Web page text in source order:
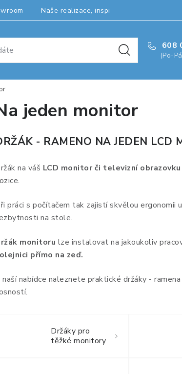
Naše realizace, inspirace a návody
608
(Po-
jeden monitor
- RAMENO NA JEDEN LCD
na váš LCD monitor či televizní obrazovku
práci s počítačem tak zajistí skvělou
na stole.
monitoru lze instalovat na jakoukoliv
přímo na zeď.
naší nabídce naleznete praktické držáky -
Držáky pro
těžké monitory